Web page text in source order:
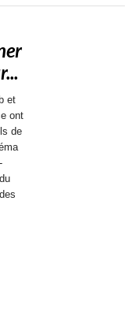
et
ont
de